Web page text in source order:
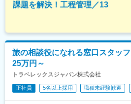
課題を解決！工程管理／13
旅の相談役になれる窓口スタッ
25万円～
トラベレックスジャパン株式会社
正社員 5名以上採用 職種未経験歓迎